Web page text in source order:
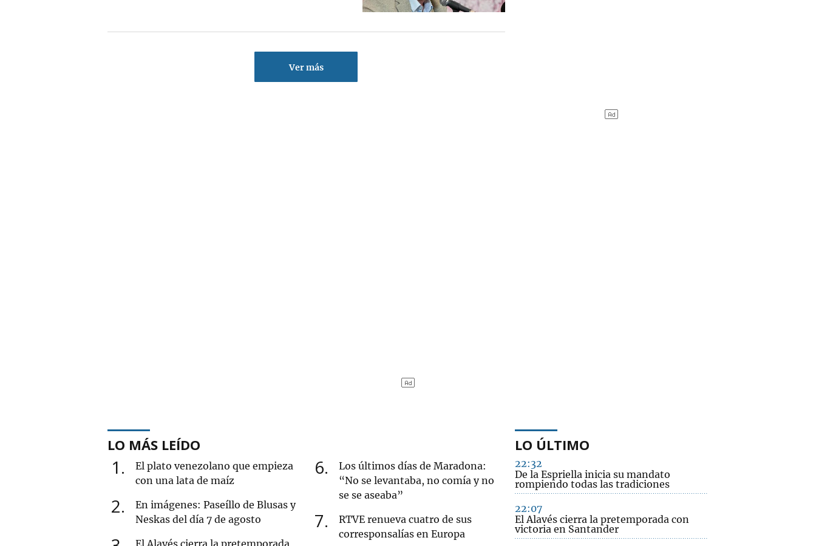
Ver más
LO MÁS LEÍDO
1
El plato venezolano que empieza
con una lata de maíz
2
En imágenes: Paseíllo de Blusas y
Neskas del día 7 de agosto
El Alavés cierra la pretemporada
6
Los últimos días de Maradona:
“No se levantaba, no comía y no
se se aseaba”
7
RTVE renueva cuatro de sus
corresponsalías en Europa
LO ÚLTIMO
22:32
De la Espriella inicia su mandato
rompiendo todas las tradiciones
22:07
El Alavés cierra la pretemporada con
victoria en Santander